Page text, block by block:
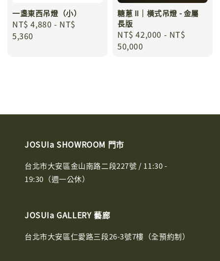
一盞東西吊燈（小）
Regular
price
NT$ 4,880 - NT$
5,360
糖蔥 II｜橫式吊燈 - 金屬
長版
Regular
price
NT$ 42,000 - NT$
50,000
JOSUIa SHOWROOM 門市
台北市大安區金山南路二段227號 / 11:30 -
19:30（週一公休）
JOSUIa GALLERY 藝廊
台北市大安區仁愛路三段26-3號7樓（全預約制）